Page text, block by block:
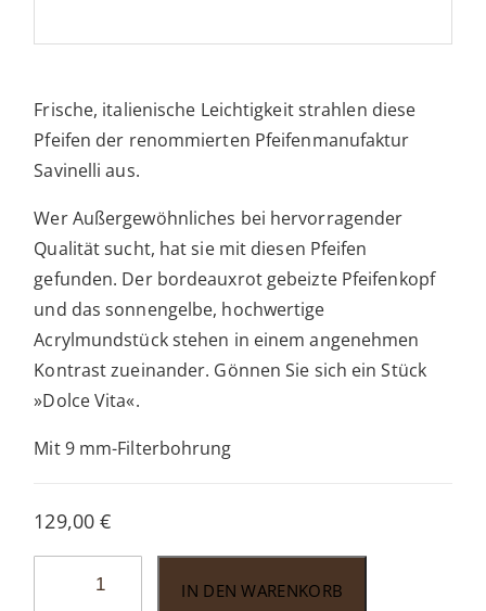
Frische, italienische Leichtigkeit strahlen diese
Pfeifen der renommierten Pfeifenmanufaktur
Savinelli aus.
Wer Außergewöhnliches bei hervorragender
Qualität sucht, hat sie mit diesen Pfeifen
gefunden. Der bordeauxrot gebeizte Pfeifenkopf
und das sonnengelbe, hochwertige
Acrylmundstück stehen in einem angenehmen
Kontrast zueinander. Gönnen Sie sich ein Stück
»Dolce Vita«.
Mit 9 mm-Filterbohrung
129,00€
IN DEN WARENKORB